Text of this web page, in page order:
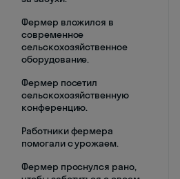
Фермер вложился в
современное
сельскохозяйственное
оборудование.
Фермер посетил
сельскохозяйственную
конференцию.
Работники фермера
помогали с урожаем.
Фермер проснулся рано,